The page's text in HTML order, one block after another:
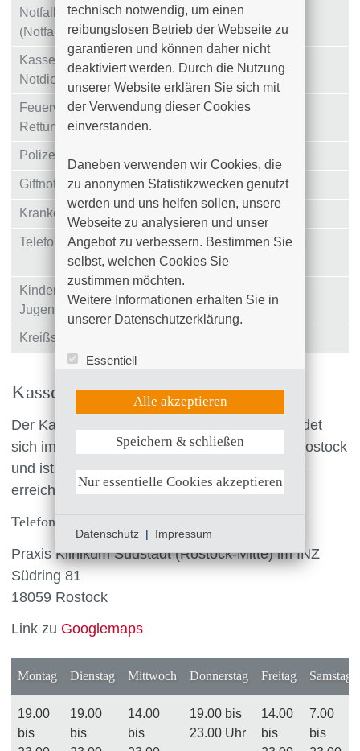
Notfallzentrum
(Notfalltresen)
Kassenärztlicher
Notdienst
116 117
Feuerwehr und
Rettungsdienst
112
Polizei
Giftnotruf Erfurt +49 (0)361 730 730
Krankentransporte
Telefonseelsorge
+49 (0)800 111 0 111 / +49
(0)800 111 0 222
Kinder- und
Jugendtelefon
Kreißsaal
Kassenärztlicher Notdienst
Der Kassenärztliche Bereitschaftsdienst befindet
sich im Erdgeschoss des Klinikum Südstadt Rostock
und ist über den Haupt- und Seiteneingang zu
erreichen.
Telefonnr.: 116 117
Praxis Klinikum Südstadt (Rostock-Mitte) im INZ
Südring 81
18059 Rostock
Link zu Googlemaps
Montag Dienstag Mittwoch Donnerstag Freitag Samstag
19.00
bis
19.00
bis
14.00
bis
19.00 bis
23.00 Uhr
14.00
bis
7.00
bis
technisch notwendig, um einen
reibungslosen Betrieb der Webseite zu
garantieren und können daher nicht
deaktiviert werden. Durch die Nutzung
unserer Website erklären Sie sich mit
der Verwendung dieser Cookies
einverstanden.
Daneben verwenden wir Cookies, die
zu anonymen Statistikzwecken genutzt
werden und uns helfen sollen, unsere
Webseite zu analysieren und unser
Angebot zu verbessern. Bestimmen Sie
selbst, welchen Cookies Sie
zustimmen möchten.
Weitere Informationen erhalten Sie in
unserer Datenschutzerklärung.
Essentiell
UX (Hotjar)
Weitere Informationen anzeigen
Alle akzeptieren
Speichern & schließen
Nur essentielle Cookies akzeptieren
Datenschutz | Impressum